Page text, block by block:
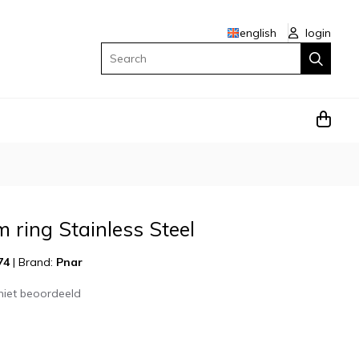
english
login
Search
ring Stainless Steel
|Brand: Pnar
beoordeeld